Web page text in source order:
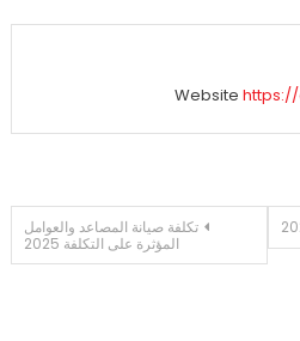
Website
تكلفة صيانة المصاعد والعوامل
المؤثرة على التكلفة 2025